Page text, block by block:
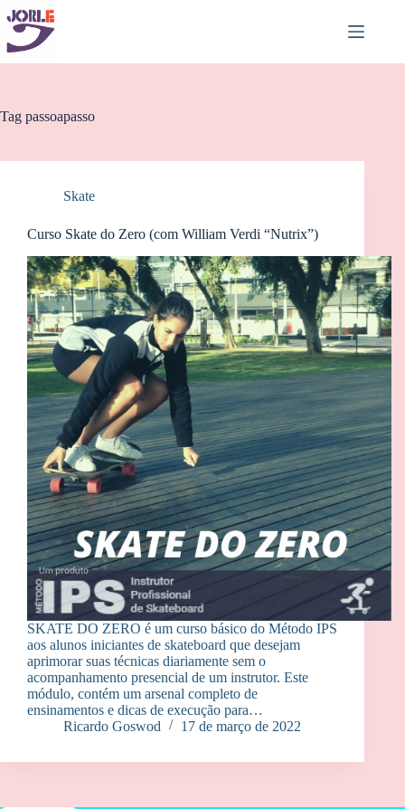
Pular
para
conteúdo
Tag passoapasso
Skate
Curso Skate do Zero (com William Verdi “Nutrix”)
SKATE DO ZERO é um curso básico do Método IPS
aos alunos iniciantes de skateboard que desejam
aprimorar suas técnicas diariamente sem o
acompanhamento presencial de um instrutor. Este
módulo, contém um arsenal completo de
ensinamentos e dicas de execução para…
Ricardo Goswod
17 de março de 2022